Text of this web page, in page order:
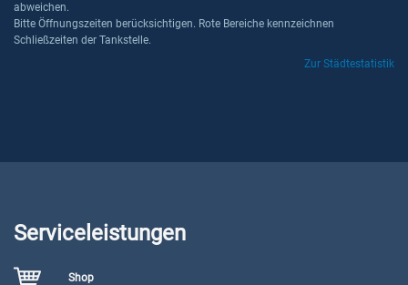
abweichen.
Bitte Öffnungszeiten berücksichtigen. Rote Bereiche kennzeichnen
Schließzeiten der Tankstelle.
Zur Städtestatistik
Serviceleistungen
Shop